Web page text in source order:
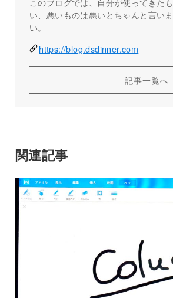
い、悪いものは悪いとちゃんと言い
い。
https://blog.dsdinner.com
記事一覧へ
関連記事